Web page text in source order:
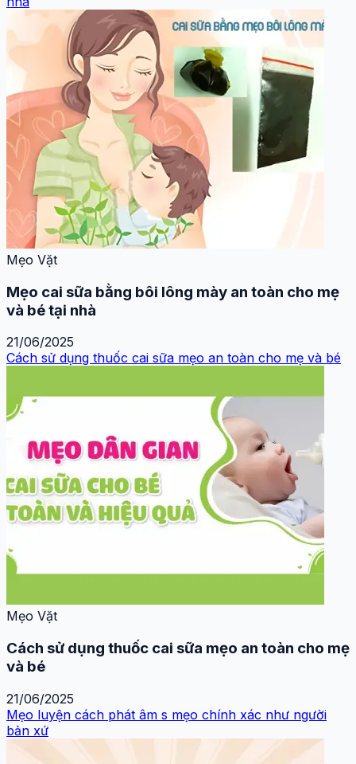
Mẹo Vặt
Mẹo cai sữa bằng bôi lông mày an toàn cho mẹ
và bé tại nhà
21/06/2025
Cách sử dụng thuốc cai sữa mẹo an toàn cho mẹ và bé
Mẹo Vặt
Cách sử dụng thuốc cai sữa mẹo an toàn cho mẹ
và bé
21/06/2025
Mẹo luyện cách phát âm s mẹo chính xác như người
bản xứ